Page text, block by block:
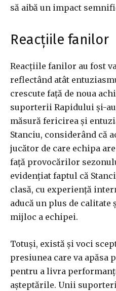
să aibă un impact
Reacțiile fanilor
Reacțiile fanilor au fost
reflectând atât
crescute față de noua
suporterii Rapidului și-
măsură fericirea și
Stanciu, considerând că
jucător de care echipa
față provocărilor
evidențiat faptul că
clasă, cu experiență
aducă un plus de calitate
mijloc a echipei.
Totuși, există și voci
presiunea care va apăsa
pentru a livra
așteptările. Unii